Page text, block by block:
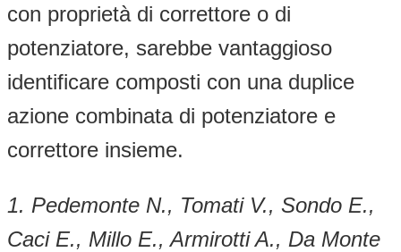
con proprietà di correttore o di
potenziatore, sarebbe vantaggioso
identificare composti con una duplice
azione combinata di potenziatore e
correttore insieme.
1. Pedemonte N., Tomati V., Sondo E.,
Caci E., Millo E., Armirotti A., Da Monte